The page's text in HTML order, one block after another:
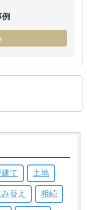
建て 土地
替え 相続